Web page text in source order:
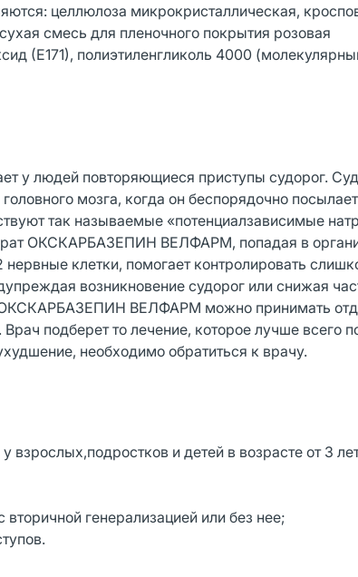
целлюлоза микрокристаллическая,
смесь для пленочного покрытия розовая
(Е171), полиэтиленгликоль 4000
у людей повторяющиеся приступы судорог.
мозга, когда он беспорядочно
так называемые «потенциалзависимые
ОКСКАРБАЗЕПИН ВЕЛФАРМ, попадая в
клетки, помогает контролировать
возникновение судорог или снижая
ОКСКАРБАЗЕПИН ВЕЛФАРМ можно принимать
подберет то лечение, которое лучше всего
необходимо обратиться к врачу.
и детей в возрасте от 3
генерализацией или без нее;